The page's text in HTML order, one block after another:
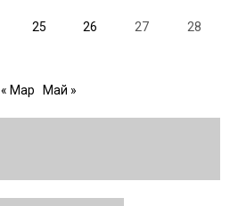
25 26 27 28
« Мар
Май »